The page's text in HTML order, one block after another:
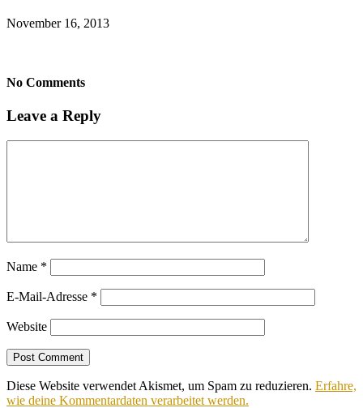
November 16, 2013
No Comments
Leave a Reply
Name *
E-Mail-Adresse *
Website
Diese Website verwendet Akismet, um Spam zu reduzieren. Erfahre,
wie deine Kommentardaten verarbeitet werden.